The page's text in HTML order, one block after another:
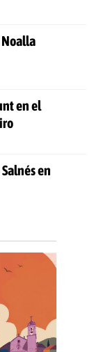
Noalla
en el
en